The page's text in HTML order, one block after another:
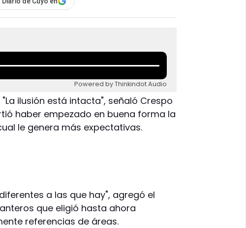
Powered by Thinkindot Audio
ilusión está intacta", señaló Crespo
haber empezado en buena forma la
le genera más expectativas.
a las que hay", agregó el
que eligió hasta ahora
referencias de áreas.